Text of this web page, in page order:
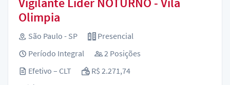
Olimpia
São Paulo - SP
Presencial
Período Integral
2 Posições
Efetivo – CLT
R$ 2.271,74